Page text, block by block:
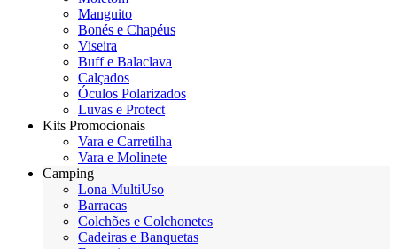
Manguito
Bonés e Chapéus
Viseira
Buff e Balaclava
Calçados
Óculos Polarizados
Luvas e Protect
Kits Promocionais
Vara e Carretilha
Vara e Molinete
Camping
Lona MultiUso
Barracas
Colchões e Colchonetes
Cadeiras e Banquetas